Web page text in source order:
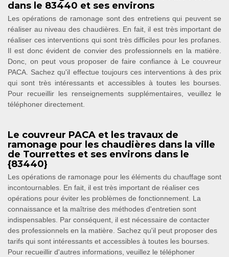
dans le 83440 et ses environs
Les opérations de ramonage sont des entretiens qui peuvent se
réaliser au niveau des chaudières. En fait, il est très important de
réaliser ces interventions qui sont très difficiles pour les profanes.
Il est donc évident de convier des professionnels en la matière.
Donc, on peut vous proposer de faire confiance à Le couvreur
PACA. Sachez qu'il effectue toujours ces interventions à des prix
qui sont très intéressants et accessibles à toutes les bourses.
Pour recueillir les renseignements supplémentaires, veuillez le
téléphoner directement.
Le couvreur PACA et les travaux de
ramonage pour les chaudières dans la ville
de Tourrettes et ses environs dans le
{83440}
Les opérations de ramonage pour les éléments du chauffage sont
incontournables. En fait, il est très important de réaliser ces
opérations pour éviter les problèmes de fonctionnement. La
connaissance et la maîtrise des méthodes d'entretien sont
indispensables. Par conséquent, il est nécessaire de contacter
des professionnels en la matière. Sachez qu'il peut proposer des
tarifs qui sont intéressants et accessibles à toutes les bourses.
Pour recueillir d'autres informations, veuillez le téléphoner